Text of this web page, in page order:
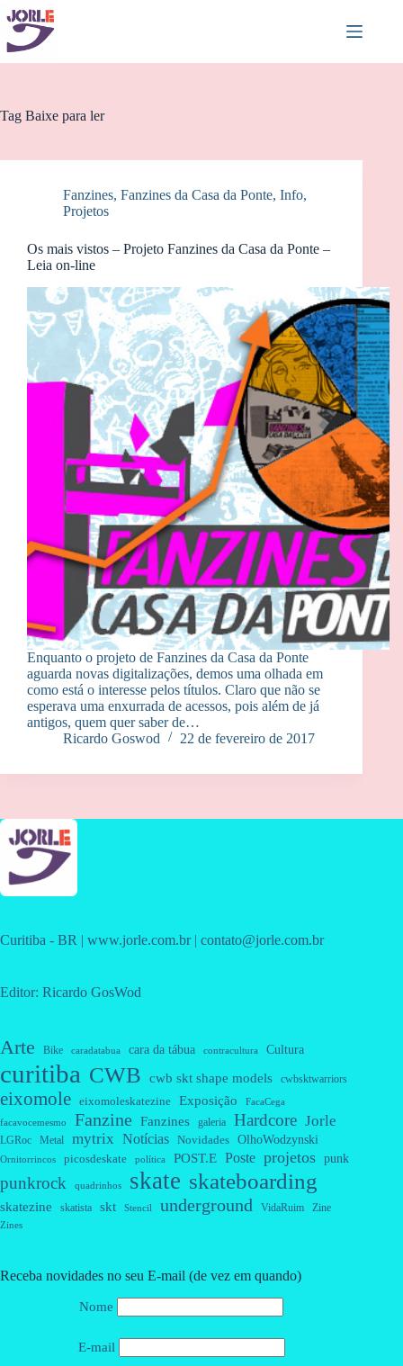
Pular
para
conteúdo
Tag Baixe para ler
Fanzines, Fanzines da Casa da Ponte, Info,
Projetos
Os mais vistos – Projeto Fanzines da Casa da Ponte –
Leia on-line
Enquanto o projeto de Fanzines da Casa da Ponte
aguarda novas digitalizações, demos uma olhada em
como está o interesse pelos títulos. Claro que não se
esperava uma enxurrada de acessos, pois além de já
antigos, quem quer saber de…
Ricardo Goswod
22 de fevereiro de 2017
Curitiba - BR | www.jorle.com.br | contato@jorle.com.br
Editor: Ricardo GosWod
Arte Bike caradatabua cara da tábua contracultura Cultura
curitiba CWB cwb skt shape models cwbsktwarriors
eixomole eixomoleskatezine Exposição FacaCega
facavocemesmo Fanzine Fanzines galeria Hardcore Jorle
LGRoc Metal mytrix Notícias Novidades OlhoWodzynski
Ornitorrincos picosdeskate política POST.E Poste projetos punk
punkrock quadrinhos skate skateboarding
skatezine skatista skt Stencil underground VidaRuim Zine
Zines
Receba novidades no seu E-mail (de vez em quando)
Nome
E-mail